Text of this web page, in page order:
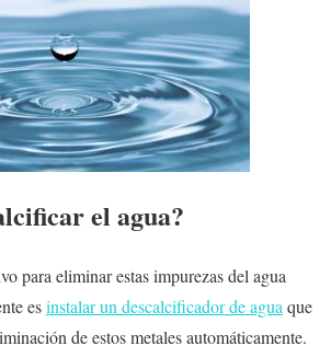
el agua?
para eliminar estas impurezas del agua
esinstalar un descalcificador de aguaque
de estos metales automáticamente.